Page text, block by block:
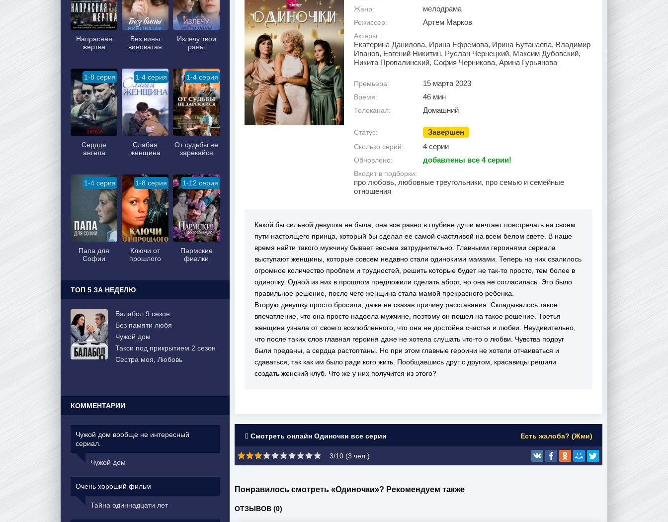
Жанр: мелодрама
Режиссер: Артем Марков
Актёры:
Екатерина Данилова, Ирина Ефремова, Ирина Бутанаева, Владимир
Иванов, Евгений Никитин, Руслан Чернецкий, Максим Дубовский,
Никита Провалинский, София Черникова, Арина Гурьянова
Премьера: 15 марта 2023
Время: 46 мин
Телеканал: Домашний
Статус: Завершен
Сколько серий: 4 серии
Обновлено: добавлены все 4 серии!
Входит в подборки:
про любовь, любовные треугольники, про семью и семейные
отношения
Какой бы сильной девушка не была, она все равно в глубине души мечтает повстречать на своем
пути настоящего принца, который бы сделал ее самой счастливой на всем белом свете. В наше
время найти такого мужчину бывает весьма затруднительно. Главными героинями сериала
выступают женщины, которые совсем недавно стали одинокими мамами. Теперь на них свалилось
огромное количество проблем и трудностей, решить которые будет не так-то просто, тем более в
одиночку. Одной из них в прошлом предложили сделать аборт, но она не согласилась. Это было
правильное решение, после чего женщина стала мамой прекрасного ребенка.
Вторую девушку просто бросили, даже не сказав причину расставания. Складывалось такое
впечатление, что она просто надоела мужчине, поэтому он пошел на такое решение. Третья
женщина узнала от своего возлюбленного, что она не достойна счастья и любви. Неудивительно,
что после таких слов главная героиня даже не хотела слушать что-то о любви. Чувства подруг
были преданы, а сердца растоптаны. Но при этом главные героини не хотели отчаиваться и
сдаваться, так как им было ради кого жить. Пообщавшись друг с другом, красавицы решили
создать женский клуб. Что же у них получится из этого?
Смотреть онлайн Одиночки все серии Есть жалоба? (Жми)
3/10 (3 чел.)
Понравилось смотреть «Одиночки»? Рекомендуем также
ОТЗЫВОВ (0)
Напрасная
жертва
Без вины
виноватая
Излечу твои
раны
1-8 серия
Сердце
ангела
1-4 серия
Слабая
женщина
1-4 серия
От судьбы не
зарекайся
1-4 серия
Папа для
Софии
1-8 серия
Ключи от
прошлого
1-12 серия
Пармские
фиалки
ТОП 5 ЗА НЕДЕЛЮ
Балабол 9 сезон
Без памяти любя
Чужой дом
Такси под прикрытием 2 сезон
Сестра моя, Любовь
КОММЕНТАРИИ
Чужой дом вообще не интересный
сериал.
Чужой дом
Очень хороший фильм
Тайна одиннадцати лет